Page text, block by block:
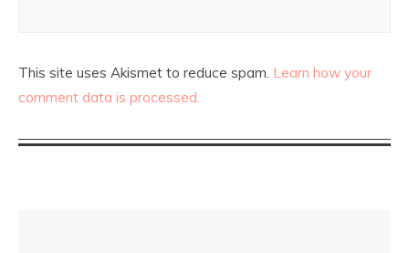
This site uses Akismet to reduce spam. Learn how your
comment data is processed.